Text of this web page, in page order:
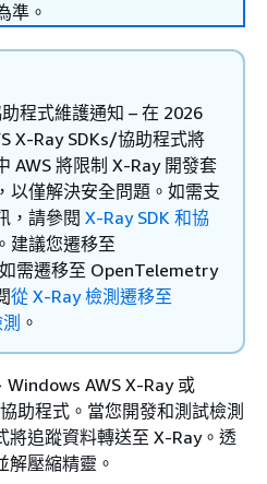
準。
程式維護通知 – 在 2026
X-Ray SDKs/協助程式將
AWS 將限制 X-Ray 開發套
以僅解決安全問題。如需支
，請參閱 X-Ray SDK 和協
。建議您遷移至
需遷移至 OpenTelemetry
從 X-Ray 檢測遷移至
。
AWS X-Ray 或
助程式。當您開發和測試檢測
將追蹤資料轉送至 X-Ray。透
解壓縮精靈。